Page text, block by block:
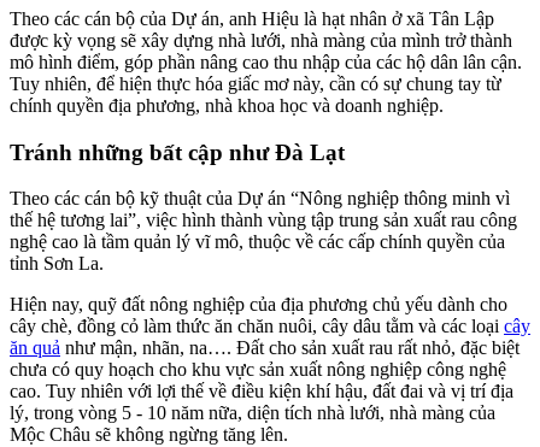
Theo các cán bộ của Dự án, anh Hiệu là hạt nhân ở xã Tân Lập
được kỳ vọng sẽ xây dựng nhà lưới, nhà màng của mình trở thành
mô hình điểm, góp phần nâng cao thu nhập của các hộ dân lân cận.
Tuy nhiên, để hiện thực hóa giấc mơ này, cần có sự chung tay từ
chính quyền địa phương, nhà khoa học và doanh nghiệp.
Tránh những bất cập như Đà Lạt
Theo các cán bộ kỹ thuật của Dự án “Nông nghiệp thông minh vì
thế hệ tương lai”, việc hình thành vùng tập trung sản xuất rau công
nghệ cao là tầm quản lý vĩ mô, thuộc về các cấp chính quyền của
tỉnh Sơn La.
Hiện nay, quỹ đất nông nghiệp của địa phương chủ yếu dành cho
cây chè, đồng cỏ làm thức ăn chăn nuôi, cây dâu tằm và các loại cây
ăn quả như mận, nhãn, na…. Đất cho sản xuất rau rất nhỏ, đặc biệt
chưa có quy hoạch cho khu vực sản xuất nông nghiệp công nghệ
cao. Tuy nhiên với lợi thế về điều kiện khí hậu, đất đai và vị trí địa
lý, trong vòng 5 - 10 năm nữa, diện tích nhà lưới, nhà màng của
Mộc Châu sẽ không ngừng tăng lên.